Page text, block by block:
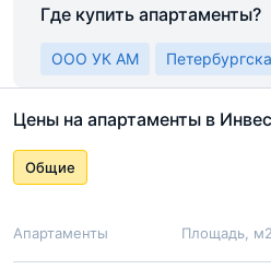
Где купить апартаменты?
ООО УК АМ
Цены на апартаменты в
Общие
Апартаменты Площадь, м2